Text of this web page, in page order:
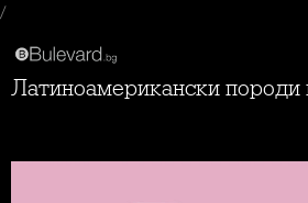
/
Латиноамерикански породи